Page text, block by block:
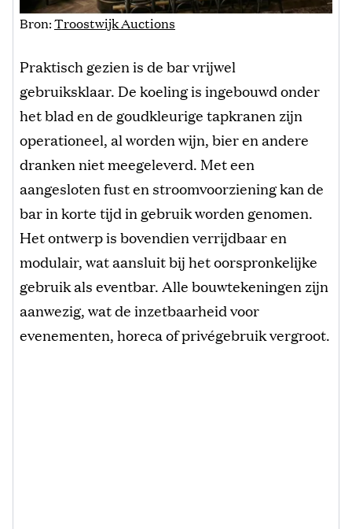
Bron:Troostwijk Auctions
Praktisch gezien is de bar vrijwel
gebruiksklaar. De koeling is ingebouwd onder
het blad en de goudkleurige tapkranen zijn
operationeel, al worden wijn, bier en andere
dranken niet meegeleverd. Met een
aangesloten fust en stroomvoorziening kan de
bar in korte tijd in gebruik worden genomen.
Het ontwerp is bovendien verrijdbaar en
modulair, wat aansluit bij het oorspronkelijke
gebruik als eventbar. Alle bouwtekeningen zijn
aanwezig, wat de inzetbaarheid voor
evenementen, horeca of privégebruik vergroot.